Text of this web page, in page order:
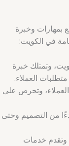
بمهارات وخبرة
في الكويت:
وتمتلك خبرة
العملاء.
العملاء، وتحرص على
من التصميم وحتى
وتقدم خدمات